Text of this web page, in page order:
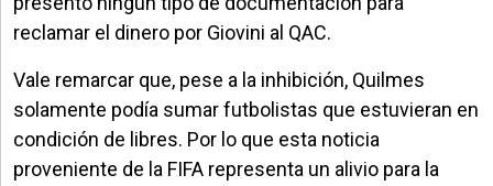
reclamar el dinero por Giovini al QAC.
Vale remarcar que, pese a la inhibición, Quilmes
solamente podía sumar futbolistas que estuvieran en
condición de libres. Por lo que esta noticia
proveniente de la FIFA representa un alivio para la